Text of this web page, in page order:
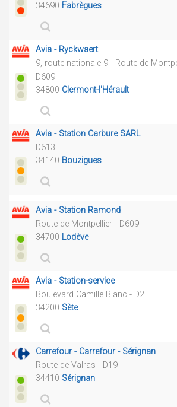
34690 Fabrègues
Avia - Ryckwaert
9, route nationale 9 - Route de
D609
34800 Clermont-l'Hérault
Avia - Station Carbure SARL
D613
34140 Bouzigues
Avia - Station Ramond
Route de Montpellier - D609
34700 Lodève
Avia - Station-service
Boulevard Camille Blanc - D2
34200 Sète
Carrefour - Carrefour - Sérignan
Route de Valras - D19
34410 Sérignan